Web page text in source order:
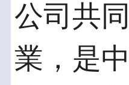
公司共
業，是